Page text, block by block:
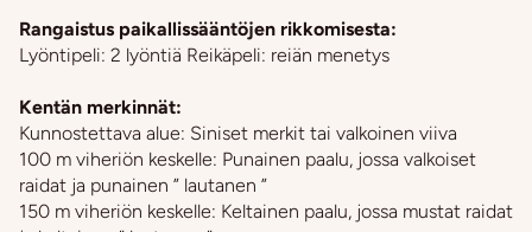
Rangaistus paikallissääntöjen rikkomisesta:
Lyöntipeli: 2 lyöntiä Reikäpeli: reiän menetys
Kentän merkinnät:
Kunnostettava alue: Siniset merkit tai valkoinen viiva
100 m viheriön keskelle: Punainen paalu, jossa valkoiset
raidat ja punainen ” lautanen ”
150 m viheriön keskelle: Keltainen paalu, jossa mustat raidat